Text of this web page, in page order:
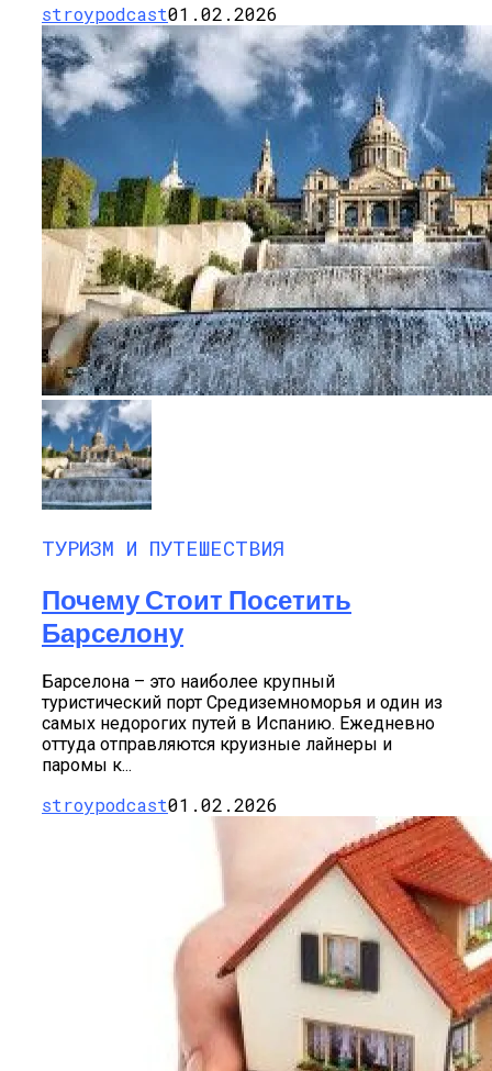
stroypodcast01.02.2026
ТУРИЗМ И ПУТЕШЕСТВИЯ
Почему Стоит Посетить
Барселону
Барселона – это наиболее крупный
туристический порт Средиземноморья и один из
самых недорогих путей в Испанию. Ежедневно
оттуда отправляются круизные лайнеры и
паромы к...
stroypodcast01.02.2026